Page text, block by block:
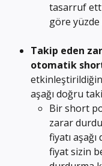
tasarruf
göre yüzde
Takip eden
otomatik
aşağı doğru
Bir short
zarar
fiyatı
fiyat sizin